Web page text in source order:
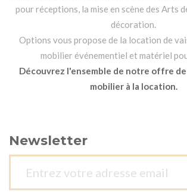
pour réceptions, la mise en scène des Arts
décoration.
Options vous propose de la location de
mobilier événementiel et matériel
Découvrez l'ensemble de notre offre
mobilier à la location.
Newsletter